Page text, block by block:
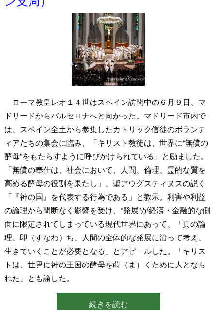
ローマ教皇レオ１４世はスペイン訪問中の６月９日、マ
ドリードからバルセロナへと向かった。マドリード市内で
は、スペイン全土から参集したカトリック信徒のボランテ
ィアたちの集会に臨み、「キリスト教徒は、世界に“無償の
酵母”をもたらすように呼びかけられている」と励ました。
「無償の奉仕は、社会において、人間、倫理、霊的な質を
高める酵母の役割を果たし」、聖アウグスティヌスの説く
「『神の国』を代表する行為である」と教示。利害や利益
の論理から間断なく影響を受け、“発展”が経済・金融的な側
面に限定されてしまっている現代世界にあって、「真の論
理、即（すなわ）ち、人間の全体的な発展に沿って考え、
生きていくことが必要となる」とアピールした。「キリス
トは、世界に神の王国の酵母を蒔（ま）くために人となら
れた」とも諭した。
続きを読む